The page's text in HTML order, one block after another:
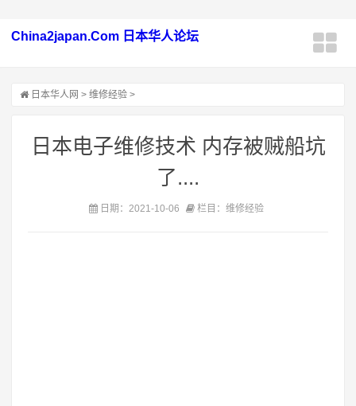
China2japan.Com 日本华人论坛
日本华人网 > 维修经验 >
日本电子维修技术 内存被贼船坑
了....
日期：2021-10-06 栏目：维修经验